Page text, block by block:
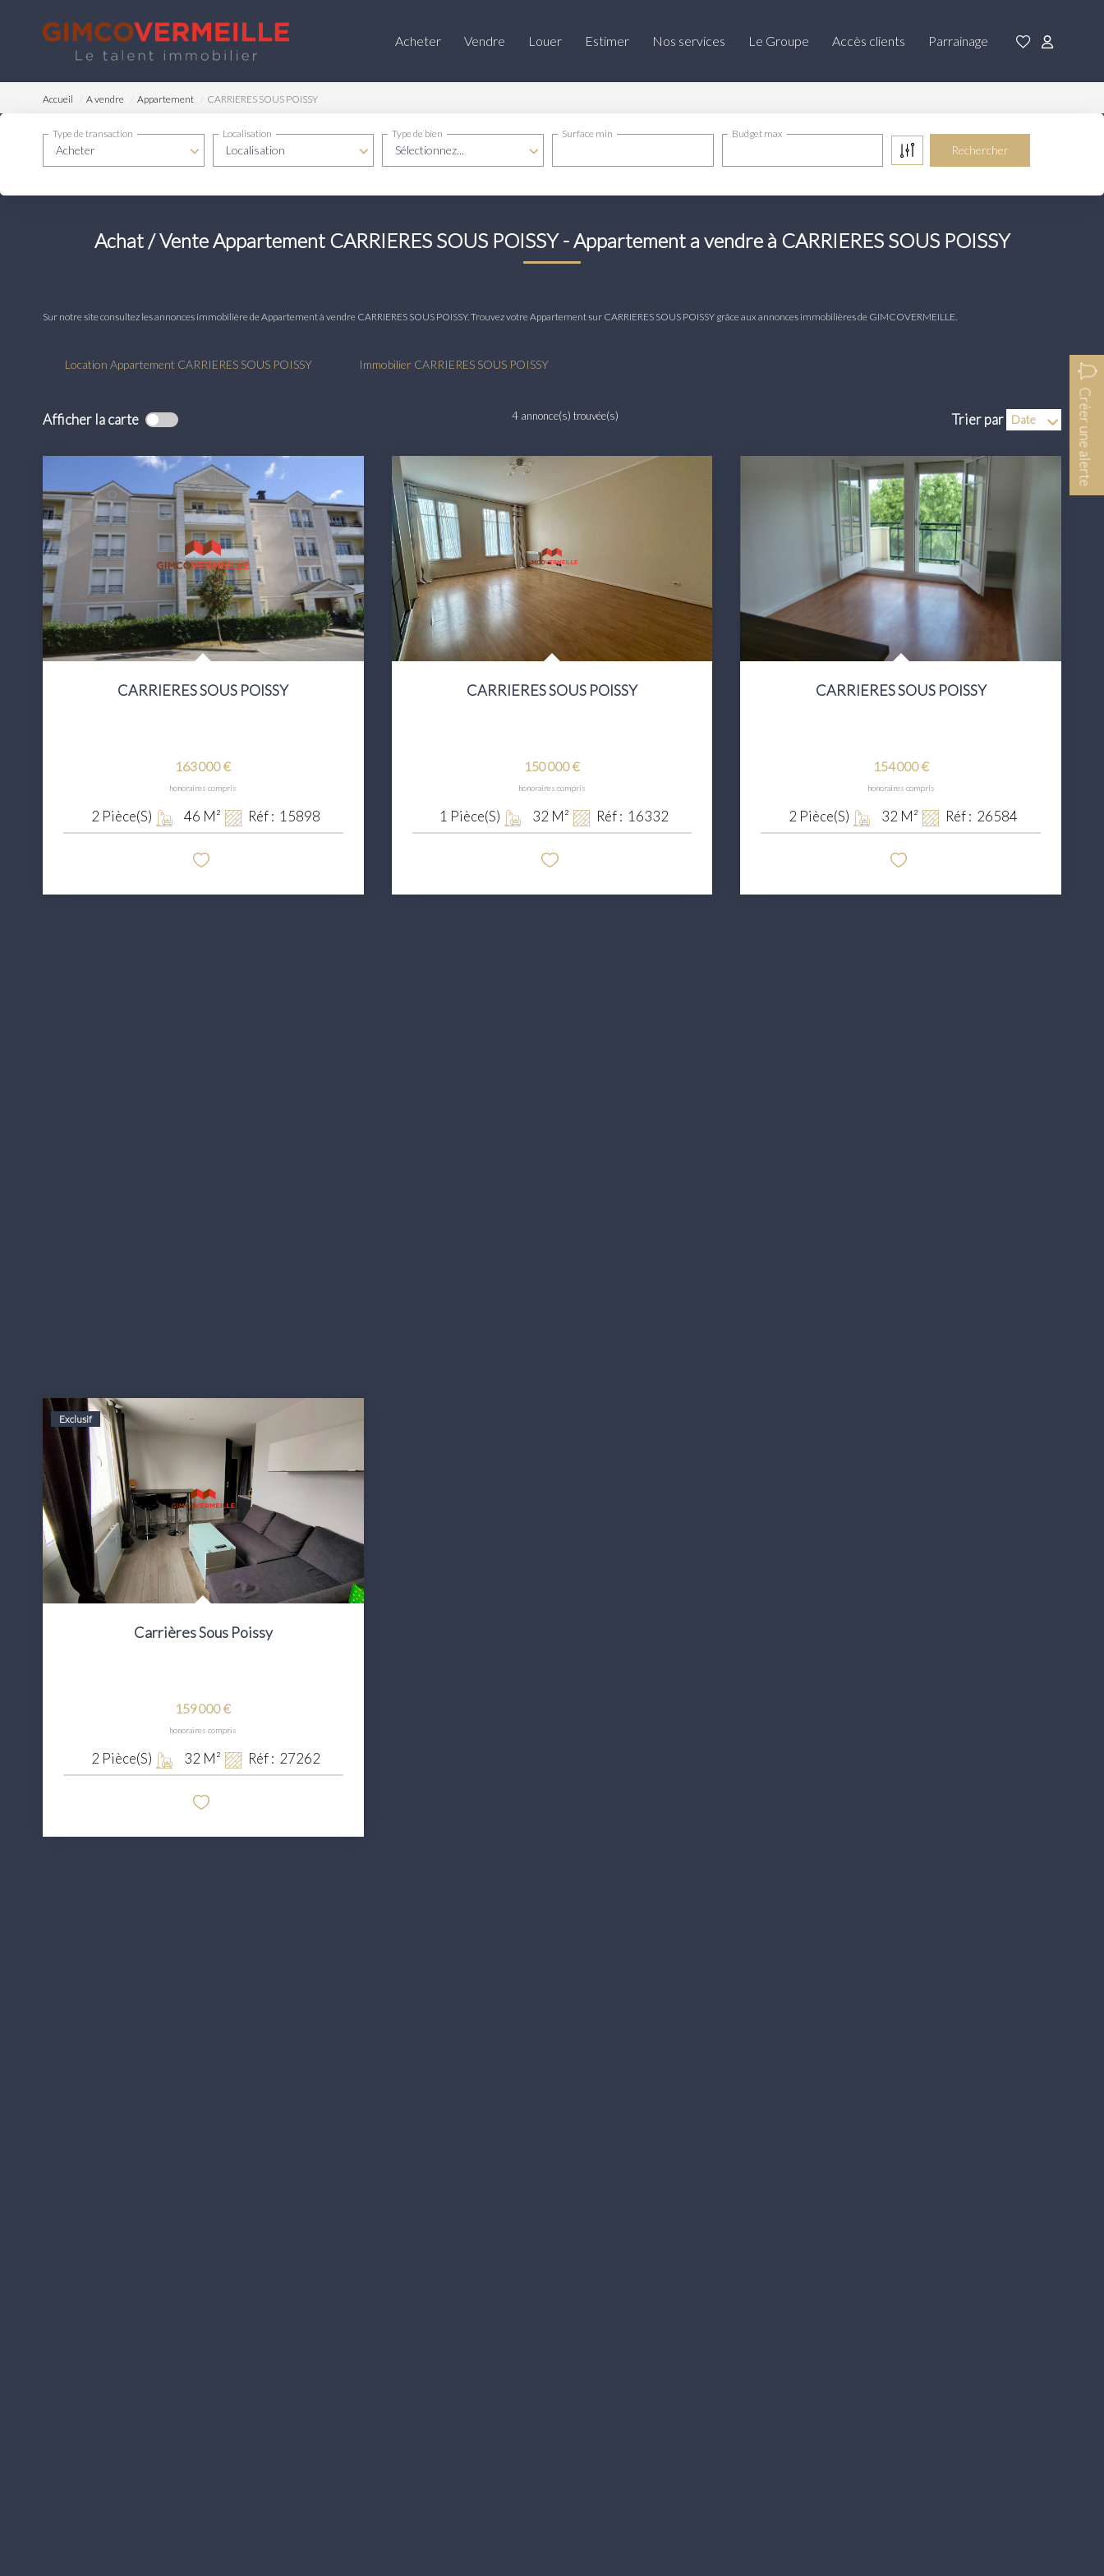
Acheter Vendre Louer Estimer Nos services Le Groupe Accès clients Parrainage
Accueil A vendre Appartement CARRIERES SOUS POISSY
Acheter
Type de transaction
Localisation
Localisation
Sélectionnez...
Type de bien Surface min Budget max
Achat / Vente Appartement CARRIERES SOUS POISSY - Appartement a vendre à CARRIERES SOUS POISSY
Sur notre site consultez les annonces immobilière de Appartement à vendre CARRIERES SOUS POISSY. Trouvez votre Appartement sur CARRIERES SOUS POISSY grâce aux annonces immobilières de GIMCOVERMEILLE.
Location Appartement CARRIERES SOUS POISSY Immobilier CARRIERES SOUS POISSY
Créer une alerte
Afficher la carte 4 annonce(s) trouvée(s) Trier par
CARRIERES SOUS POISSY
163 000 €
honoraires compris
2 Pièce(s) 46 M² Réf : 15898
CARRIERES SOUS POISSY
150 000 €
honoraires compris
1 Pièce(s) 32 M² Réf : 16332
CARRIERES SOUS POISSY
154 000 €
honoraires compris
2 Pièce(s) 32 M² Réf : 26584
Exclusif
Carrières Sous Poissy
159 000 €
honoraires compris
2 Pièce(s) 32 M² Réf : 27262